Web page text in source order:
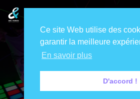
BRAIN
Ce site Web utilise des
garantir la meilleure
En savoir plus
D'accord !